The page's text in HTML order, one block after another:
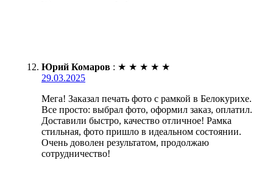
Юрий Комаров : ★ ★ ★ ★ ★
29.03.2025
Мега! Заказал печать фото с рамкой в Белокурихе.
Все просто: выбрал фото, оформил заказ, оплатил.
Доставили быстро, качество отличное! Рамка
стильная, фото пришло в идеальном состоянии.
Очень доволен результатом, продолжаю
сотрудничество!